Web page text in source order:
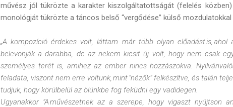
művész jól tükrözte a karakter kiszolgáltatottságát (felelés
monológját tükrözte a táncos belső “vergődése” külső mozdulatokkal
„A kompozíció érdekes volt, láttam már több olyan előadást is,
belevonják a darabba, de az nekem kicsit új volt, hogy nem csak
személyes terét is, amihez az ember nincs hozzászokva.
feladata, viszont nem erre voltunk, mint ”nézők” felkészítve, és talán
tudjuk, hogy körülbelül az ölünkbe fog feküdni egy vadidegen.
Ugyanakkor ”A művészetnek az a szerepe, hogy vigaszt nyújtson